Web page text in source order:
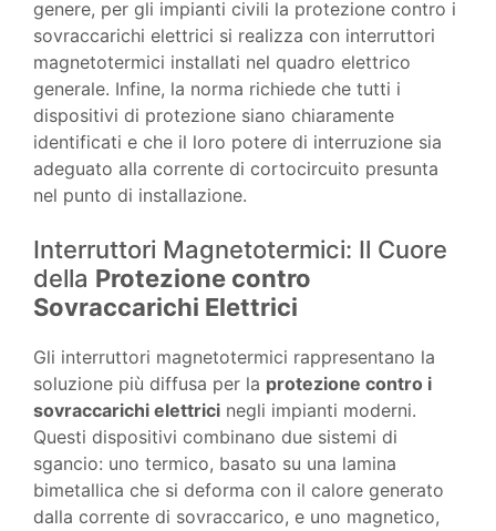
genere, per gli impianti civili la protezione contro i
sovraccarichi elettrici si realizza con interruttori
magnetotermici installati nel quadro elettrico
generale. Infine, la norma richiede che tutti i
dispositivi di protezione siano chiaramente
identificati e che il loro potere di interruzione sia
adeguato alla corrente di cortocircuito presunta
nel punto di installazione.
Interruttori Magnetotermici: Il Cuore
della Protezione contro
Sovraccarichi Elettrici
Gli interruttori magnetotermici rappresentano la
soluzione più diffusa per la protezione contro i
sovraccarichi elettrici negli impianti moderni.
Questi dispositivi combinano due sistemi di
sgancio: uno termico, basato su una lamina
bimetallica che si deforma con il calore generato
dalla corrente di sovraccarico, e uno magnetico,